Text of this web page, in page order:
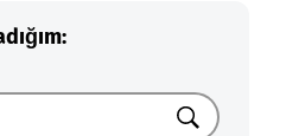
Ara